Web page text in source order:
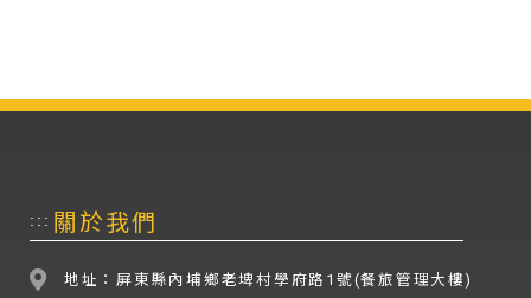
::: 關於我們
地址：屏東縣內埔鄉老埤村學府路1號(餐旅管理大樓)